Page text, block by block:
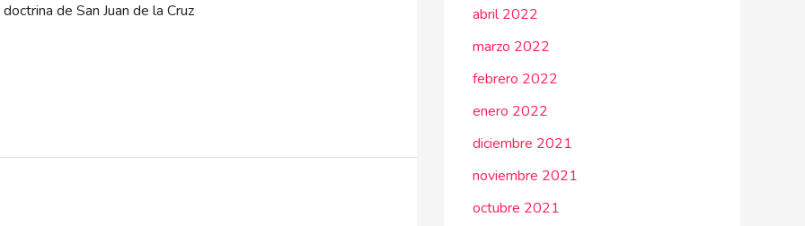
de San Juan de la Cruz
abril 2022
marzo 2022
febrero 2022
enero 2022
diciembre 2021
noviembre 2021
octubre 2021